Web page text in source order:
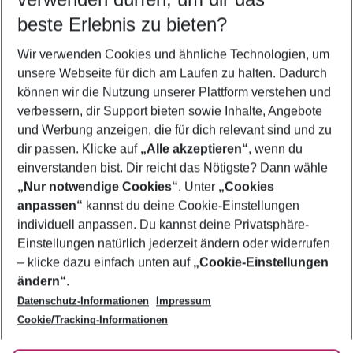
5-8 Nächte
2 Erwachsene Keine Kinder
Mehr Filter anzeigen
Footer
Footer navigation
Über uns
AGB
Bestpreisgarantie
Cookie-Einstellungen ändern
Cookie-Richtlinie
Agenturbetreuung
Barrierefreies Reisen
Folge uns
beste Erlebnis zu bieten?
Wir verwenden Cookies und ähnliche Technologien, um
unsere Webseite für dich am Laufen zu halten. Dadurch
können wir die Nutzung unserer Plattform verstehen und
verbessern, dir Support bieten sowie Inhalte, Angebote
und Werbung anzeigen, die für dich relevant sind und zu
dir passen. Klicke auf „Alle akzeptieren“, wenn du
einverstanden bist. Dir reicht das Nötigste? Dann wähle
„Nur notwendige Cookies“. Unter „Cookies
anpassen“ kannst du deine Cookie-Einstellungen
individuell anpassen. Du kannst deine Privatsphäre-
Einstellungen natürlich jederzeit ändern oder widerrufen
– klicke dazu einfach unten auf „Cookie-Einstellungen
ändern“.
Datenschutz-Informationen
Impressum
Cookie/Tracking-Informationen